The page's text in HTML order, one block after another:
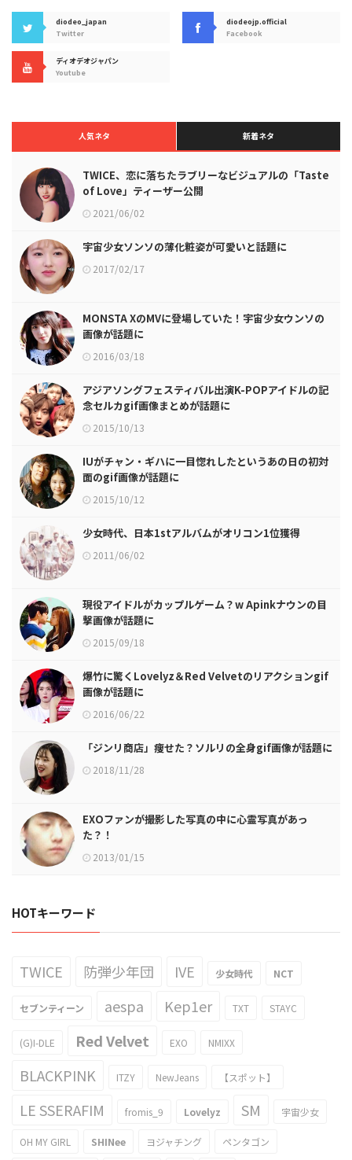
diodeo_japan
Twitter
diodeojp.official
Facebook
ディオデオジャパン
Youtube
人気ネタ 新着ネタ
TWICE、恋に落ちたラブリーなビジュアルの「Taste
of Love」ティーザー公開
2021/06/02
宇宙少女ソンソの薄化粧姿が可愛いと話題に
2017/02/17
MONSTA XのMVに登場していた！宇宙少女ウンソの
画像が話題に
2016/03/18
アジアソングフェスティバル出演K-POPアイドルの記
念セルカgif画像まとめが話題に
2015/10/13
IUがチャン・ギハに一目惚れしたというあの日の初対
面のgif画像が話題に
2015/10/12
少女時代、日本1stアルバムがオリコン1位獲得
2011/06/02
現役アイドルがカップルゲーム？w Apinkナウンの目
撃画像が話題に
2015/09/18
爆竹に驚くLovelyz＆Red Velvetのリアクションgif
画像が話題に
2016/06/22
「ジンリ商店」痩せた？ソルリの全身gif画像が話題に
2018/11/28
EXOファンが撮影した写真の中に心霊写真があっ
た？！
2013/01/15
HOTキーワード
TWICE 防弾少年団 IVE 少女時代 NCT
セブンティーン aespa Kep1er TXT STAYC
(G)I-DLE Red Velvet EXO NMIXX
BLACKPINK ITZY NewJeans 【スポット】
LE SSERAFIM fromis_9 Lovelyz SM 宇宙少女
OH MY GIRL SHINee ヨジャチング ペンタゴン